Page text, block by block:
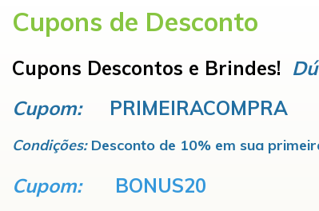
Cupons de Desconto
Cupons Descontos e Brindes!
Cupom: PRIMEIRACOMPRA
Condições: Desconto de 10% em sua
Cupom: BONUS20